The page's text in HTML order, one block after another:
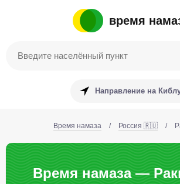
время
Направление на
Время намаза / Россия 🇷🇺 /
Время намаза —